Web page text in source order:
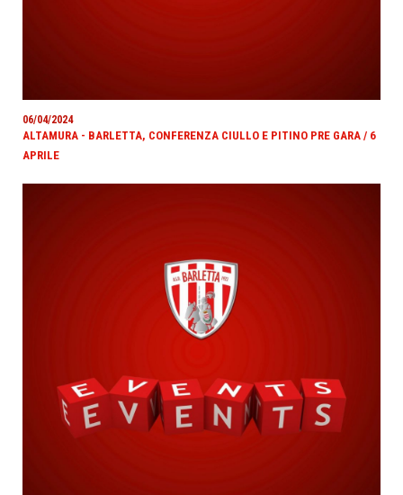
06/04/2024
ALTAMURA - BARLETTA, CONFERENZA CIULLO E PITINO PRE GARA / 6
APRILE